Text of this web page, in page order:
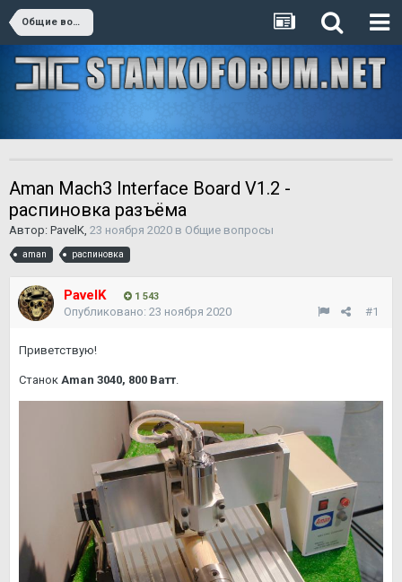
Общие вопросы
Aman Mach3 Interface Board V1.2 -
распиновка разъёма
Автор: PavelK, 23 ноября 2020 в Общие вопросы
aman распиновка
PavelK 1 543
#1
Опубликовано: 23 ноября 2020
Приветствую!
Станок Aman 3040, 800 Ватт